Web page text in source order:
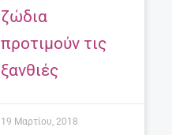
ζώδια
προτιμούν τις
ξανθιές
19 Μαρτίου, 2018